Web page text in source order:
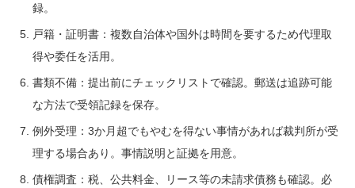
録。
戸籍・証明書：複数自治体や国外は時間を要するため代理取
得や委任を活用。
書類不備：提出前にチェックリストで確認。郵送は追跡可能
な方法で受領記録を保存。
例外受理：3か月超でもやむを得ない事情があれば裁判所が受
理する場合あり。事情説明と証拠を用意。
債権調査：税、公共料金、リース等の未請求債務も確認。必